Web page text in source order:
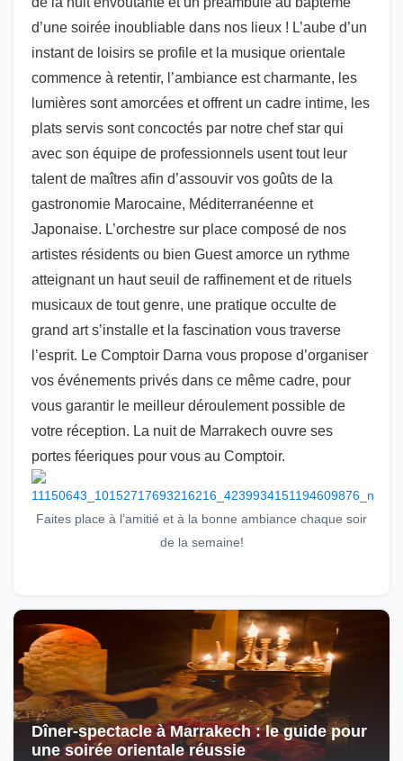
d’une soirée inoubliable dans nos lieux ! L’aube d’un
instant de loisirs se profile et la musique orientale
commence à retentir, l’ambiance est charmante, les
lumières sont amorcées et offrent un cadre intime, les
plats servis sont concoctés par notre chef star qui
avec son équipe de professionnels usent tout leur
talent de maîtres afin d’assouvir vos goûts de la
gastronomie Marocaine, Méditerranéenne et
Japonaise. L’orchestre sur place composé de nos
artistes résidents ou bien Guest amorce un rythme
atteignant un haut seuil de raffinement et de rituels
musicaux de tout genre, une pratique occulte de
grand art s’installe et la fascination vous traverse
l’esprit. Le Comptoir Darna vous propose d’organiser
vos événements privés dans ce même cadre, pour
vous garantir le meilleur déroulement possible de
votre réception. La nuit de Marrakech ouvre ses
portes féeriques pour vous au Comptoir.
Faites place à l’amitié et à la bonne ambiance chaque soir
de la semaine!
Dîner-spectacle à Marrakech : le guide pour
une soirée orientale réussie